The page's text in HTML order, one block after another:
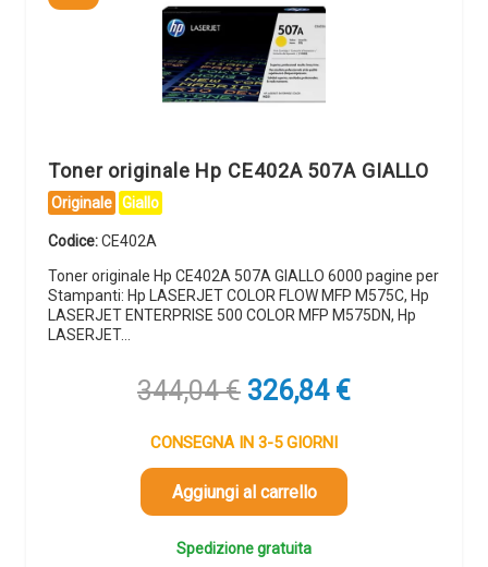
Toner originale Hp CE402A 507A GIALLO
Originale Giallo
Codice:CE402A
Toner originale Hp CE402A 507A GIALLO 6000 pagine per
Stampanti: Hp LASERJET COLOR FLOW MFP M575C, Hp
LASERJET ENTERPRISE 500 COLOR MFP M575DN, Hp
LASERJET…
344,04€ Il
originale
era:
344,04 €.
326,84 €Il
CONSEGNA IN 3-5 GIORNI
Aggiungi al carrello
Spedizione gratuita